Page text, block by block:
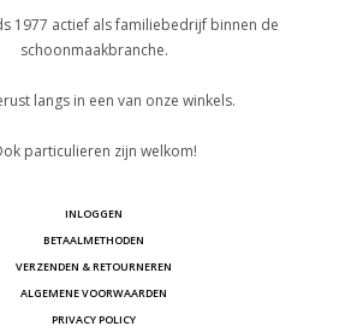
1977 actief als familiebedrijf binnen de
schoonmaakbranche.
langs in een van onze winkels.
particulieren zijn welkom!
INLOGGEN
BETAALMETHODEN
VERZENDEN & RETOURNEREN
ALGEMENE VOORWAARDEN
PRIVACY POLICY